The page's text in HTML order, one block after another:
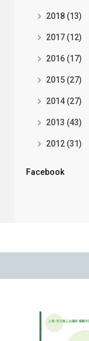
2018 (13)
2017 (12)
2016 (17)
2015 (27)
2014 (27)
2013 (43)
2012 (31)
Facebook